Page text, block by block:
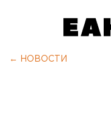
← НОВОСТИ